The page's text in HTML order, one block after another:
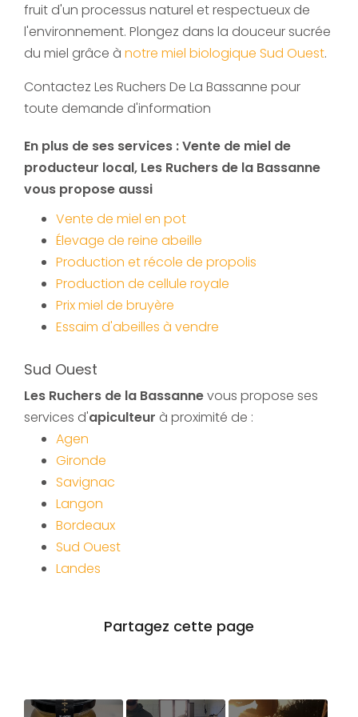
fruit d'un processus naturel et respectueux de
l'environnement. Plongez dans la douceur sucrée
du miel grâce à notre miel biologique Sud Ouest.
Contactez Les Ruchers De La Bassanne pour
toute demande d'information
En plus de ses services :Vente de miel de
producteur local, Les Ruchers de la Bassanne
vous propose aussi
Vente de miel en pot
Élevage de reine abeille
Production et récole de propolis
Production de cellule royale
Prix miel de bruyère
Essaim d'abeilles à vendre
Sud Ouest
Les Ruchers de la Bassannevous propose ses
services d'apiculteur à proximité de :
Agen
Gironde
Savignac
Langon
Bordeaux
Sud Ouest
Landes